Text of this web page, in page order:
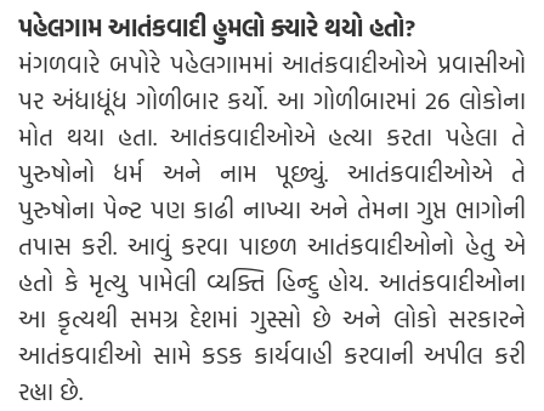
પહેલગામ આતંકવાદી હુમલો ક્યારે થયો હતો?
મંગળવારે બપોરે પહેલગામમાં આતંકવાદીઓએ પ્રવાસીઓ
પર અંધાધૂંધ ગોળીબાર કર્યો. આ ગોળીબારમાં 26 લોકોના
મોત થયા હતા. આતંકવાદીઓએ હત્યા કરતા પહેલા તે
પુરુષોનો ધર્મ અને નામ પૂછ્યું. આતંકવાદીઓએ તે
પુરુષોના પેન્ટ પણ કાઢી નાખ્યા અને તેમના ગુપ્ત ભાગોની
તપાસ કરી. આવું કરવા પાછળ આતંકવાદીઓનો હેતુ એ
હતો કે મૃત્યુ પામેલી વ્યક્તિ હિન્દુ હોય. આતંકવાદીઓના
આ કૃત્યથી સમગ્ર દેશમાં ગુસ્સો છે અને લોકો સરકારને
આતંકવાદીઓ સામે કડક કાર્યવાહી કરવાની અપીલ કરી
રહ્યા છે.